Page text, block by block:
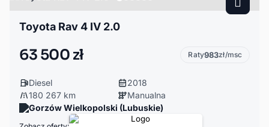
Toyota Rav 4 IV 2.0
63 500 zł Raty983zł/msc
Diesel
2018
180 267 km
Manualna
Gorzów Wielkopolski (Lubuskie)